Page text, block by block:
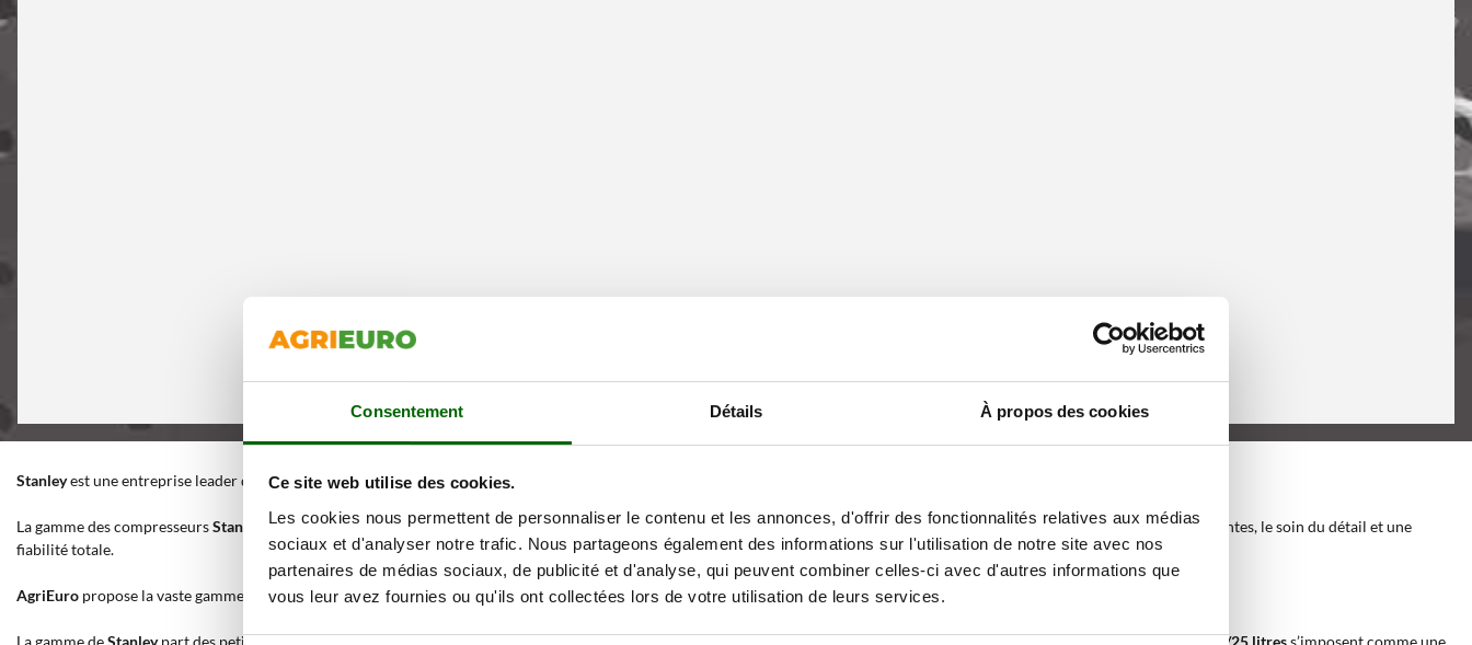
Consentement Détails À propos des cookies
Ce site web utilise des cookies.
Les cookies nous permettent de personnaliser le contenu et les annonces, d'offrir des fonctionnalités relatives aux médias
sociaux et d'analyser notre trafic. Nous partageons également des informations sur l'utilisation de notre site avec nos
partenaires de médias sociaux, de publicité et d'analyse, qui peuvent combiner celles-ci avec d'autres informations que
vous leur avez fournies ou qu'ils ont collectées lors de votre utilisation de leurs services.
Stanleyest une entreprise leader dans la production d’outils à main, outils électriques et accessoires. L’entreprise compte 52.000 salariés dans 175 pays.
La gamme des compresseursStanley
s’adresse aux particuliers les plus exigeants, à l’artisan et au professionnel. Elle se distingue sur le marché pour ses solutions techniques innovantes, le soin du détail et une
fiabilité totale.
AgriEuro propose la vaste gamme de compresseurs à air électriques Stanleyprivilégiant les plus fiables et demandés modèles à rotation élevée.
La gamme deStanleypart des petits et portatifs modèles oiless sans réservoir et avec petit réservoir de6 litres, idéaux pour une utilisation mobile. Les modèles avec réservoir de24/25 litress’imposent comme une